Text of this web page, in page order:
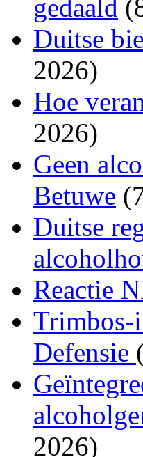
gedaald
Duitse
2026)
Hoe
2026)
Geen
Betuwe
Duitse
Reactie
Trimbos-
Defensie
2026)